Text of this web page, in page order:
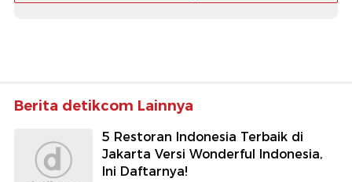
Berita detikcom Lainnya
5 Restoran Indonesia Terbaik di
Jakarta Versi Wonderful Indonesia,
Ini Daftarnya!